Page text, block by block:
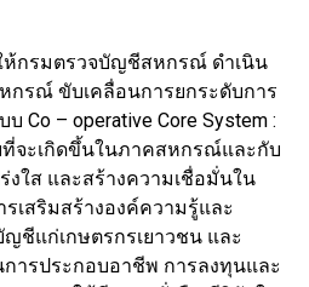
ห้กรมตรวจบัญชีสหกรณ์ ดำเนิน
กรณ์ ขับเคลื่อนการยกระดับการ
Co – operative Core System :
ที่จะเกิดขึ้นในภาคสหกรณ์และกับ
ใส และสร้างความเชื่อมั่นใน
เสริมสร้างองค์ความรู้และ
ชีแก่เกษตรกรเยาวชน และ
ารประกอบอาชีพ การลงทุนและ